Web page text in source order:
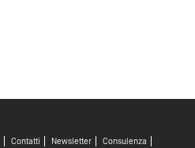
Contatti Newsletter Consulenza